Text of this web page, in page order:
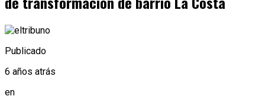
Publicado
6 años atrás
en